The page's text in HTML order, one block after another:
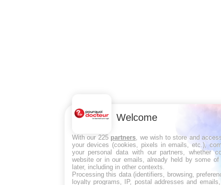
Welcome
With our 225 partners , we wish to store and
your devices (cookies, pixels in emails, etc.),
your personal data with our partners, whether
website or in our emails, already held by some
later, including in other contexts.
Processing this data (identifiers, browsing,
loyalty programs, IP, postal addresses and